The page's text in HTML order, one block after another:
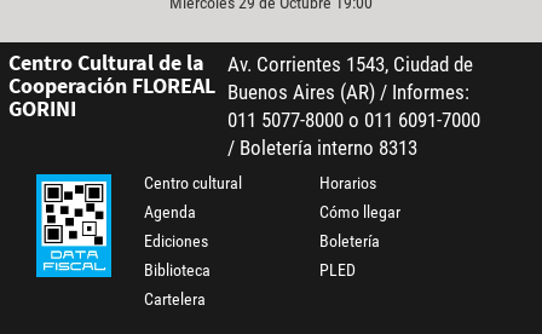
Centro Cultural de la
Cooperación FLOREAL
GORINI
Av. Corrientes 1543, Ciudad de
Buenos Aires (AR) / Informes:
011 5077-8000 o 011 6091-7000
/ Boletería interno 8313
Centro cultural
Agenda
Ediciones
Biblioteca
Cartelera
Horarios
Cómo llegar
Boletería
PLED